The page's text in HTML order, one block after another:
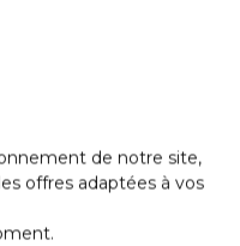
de notre site,
offres adaptées à vos